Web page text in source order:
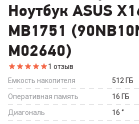
Ноутбук ASUS
MB1751
M02640)
1 отзыв
Емкость накопителя 512 ГБ
Оперативная память
16 ГБ
Диагональ
16 ‘’